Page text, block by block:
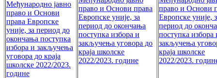
Међународно јавно
право и Основи
права Европске
уније, за период до
окончања поступка
избора и закључења
уговора до краја
школске 2022/2023.
године
право и Основи права
Европске уније, за
период до окончања
поступка избора и
закључења уговора до
краја школске
2022/2023. године
право и Основи
Европске уније,
период до
поступка избора
закључења
краја школске
2022/2023.